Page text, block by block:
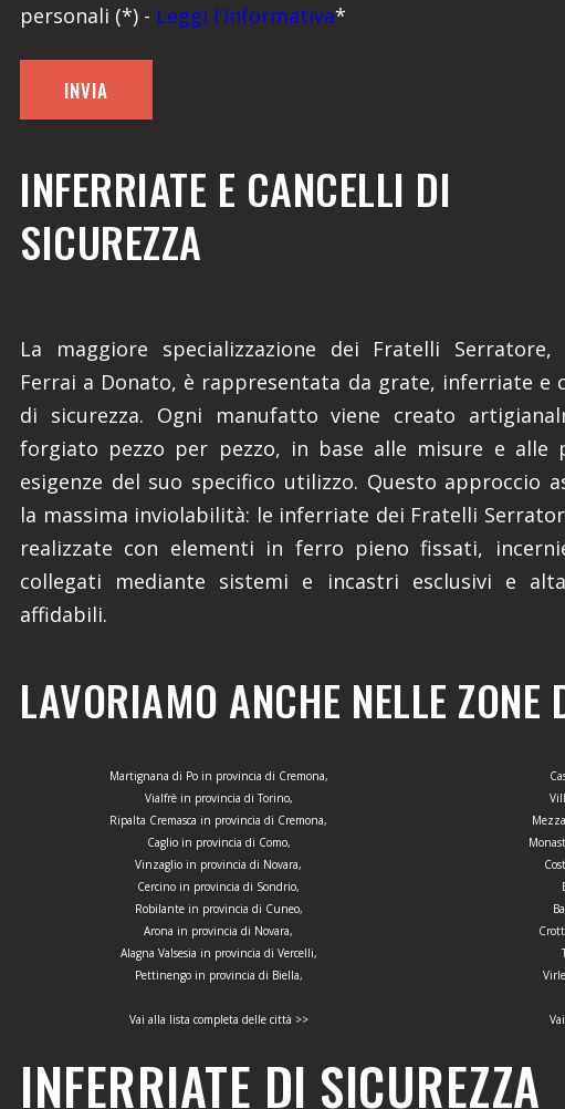
personali (*) - Leggi l'informativa*
INFERRIATE E CANCELLI DI
SICUREZZA
La maggiore specializzazione dei Fratelli Serratore,
Ferrai a Donato, è rappresentata da grate, inferriate e
di sicurezza. Ogni manufatto viene creato
forgiato pezzo per pezzo, in base alle misure e alle
esigenze del suo specifico utilizzo. Questo approccio
la massima inviolabilità: le inferriate dei Fratelli
realizzate con elementi in ferro pieno fissati,
collegati mediante sistemi e incastri esclusivi e
affidabili.
LAVORIAMO ANCHE NELLE ZONE
Martignana di Po in provincia di Cremona,
Vialfrè in provincia di Torino,
Ripalta Cremasca in provincia di Cremona,
Caglio in provincia di Como,
Vinzaglio in provincia di Novara,
Cercino in provincia di Sondrio,
Robilante in provincia di Cuneo,
Arona in provincia di Novara,
Alagna Valsesia in provincia di Vercelli,
Pettinengo in provincia di Biella,
Vai alla lista completa delle città >>
INFERRIATE DI SICUREZZA